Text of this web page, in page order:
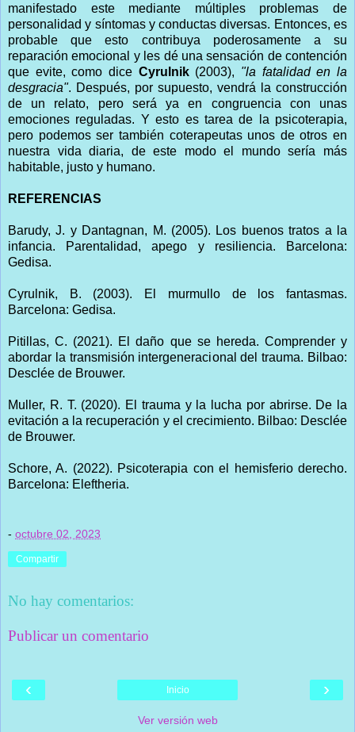
manifestado este mediante múltiples problemas de
personalidad y síntomas y conductas diversas. Entonces, es
probable que esto contribuya poderosamente a su
reparación emocional y les dé una sensación de contención
que evite, como dice Cyrulnik(2003), "la fatalidad en la
desgracia". Después, por supuesto, vendrá la construcción
de un relato, pero será ya en congruencia con unas
emociones reguladas. Y esto es tarea de la psicoterapia,
pero podemos ser también coterapeutas unos de otros en
nuestra vida diaria, de este modo el mundo sería más
habitable, justo y humano.
REFERENCIAS
Barudy, J. y Dantagnan, M. (2005). Los buenos tratos a la
infancia. Parentalidad, apego y resiliencia. Barcelona:
Gedisa.
Cyrulnik, B. (2003). El murmullo de los fantasmas.
Barcelona: Gedisa.
Pitillas, C. (2021). El daño que se hereda. Comprender y
abordar la transmisión intergeneracional del trauma. Bilbao:
Desclée de Brouwer.
Muller, R. T. (2020). El trauma y la lucha por abrirse. De la
evitación a la recuperación y el crecimiento. Bilbao: Desclée
de Brouwer.
Schore, A. (2022). Psicoterapia con el hemisferio derecho.
Barcelona: Eleftheria.
- octubre 02, 2023
Compartir
No hay comentarios:
Publicar un comentario
‹ ›
Inicio
Ver versión web